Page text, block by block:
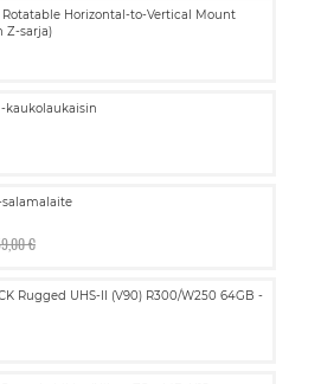
Horizontal-to-Vertical Mount
Z-sarja)
kaukolaukaisin
€
Rugged UHS-II (V90) R300/W250 64GB -